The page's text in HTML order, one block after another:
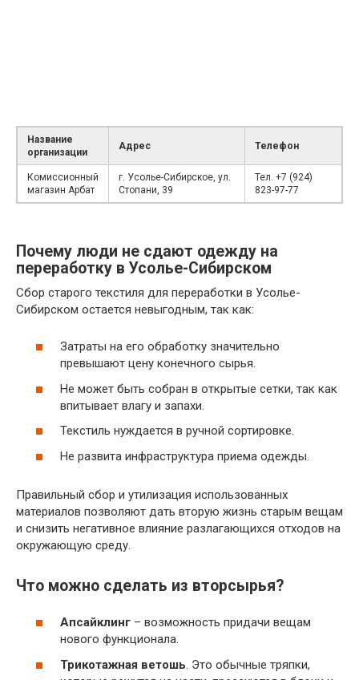
Название
организации
Адрес Телефон
Комиссионный
магазин Арбат
г. Усолье-Сибирское, ул.
Стопани, 39
Тел. +7 (924)
823-97-77
Почему люди не сдают одежду на
переработку в Усолье-Сибирском
Сбор старого текстиля для переработки в Усолье-
Сибирском остается невыгодным, так как:
Затраты на его обработку значительно
превышают цену конечного сырья.
Не может быть собран в открытые сетки, так как
впитывает влагу и запахи.
Текстиль нуждается в ручной сортировке.
Не развита инфраструктура приема одежды.
Правильный сбор и утилизация использованных
материалов позволяют дать вторую жизнь старым вещам
и снизить негативное влияние разлагающихся отходов на
окружающую среду.
Что можно сделать из вторсырья?
Апсайклинг – возможность придачи вещам
нового функционала.
Трикотажная ветошь. Это обычные тряпки,